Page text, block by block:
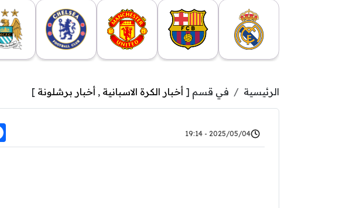
الرئيسية في قسم [ أخبار الكرة الاسبانية , أخبار برشلونة ]
2025/05/04 - 19:14